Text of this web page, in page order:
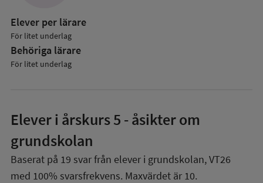
Elever per lärare
För litet underlag
Behöriga lärare
För litet underlag
Elever i årskurs 5 - åsikter om
grundskolan
Baserat på 19 svar från elever i grundskolan,VT26
med 100% svarsfrekvens. Maxvärdet är 10.